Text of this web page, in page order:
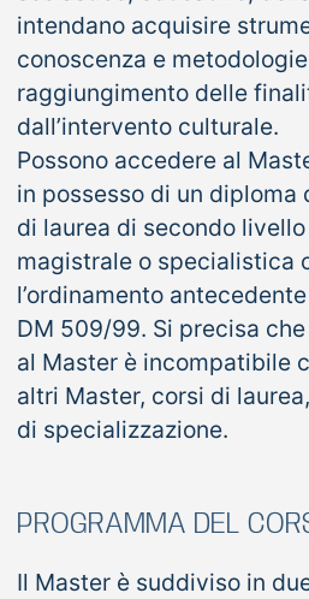
intendano acquisire
conoscenza e
raggiungimento delle
dall’intervento culturale.
Possono accedere al
in possesso di un diploma
di laurea di secondo
magistrale o specialistica
l’ordinamento
DM 509/99. Si precisa
al Master è incompatibile
altri Master, corsi di
di specializzazione.
PROGRAMMA DEL
Il Master è suddiviso in